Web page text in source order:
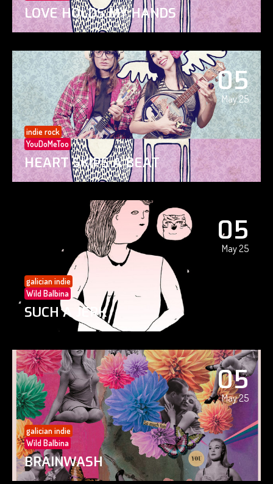
LOVE HOLDS MY HANDS
05
May 25
indie rock
YouDoMeToo
HEART SKIPS A BEAT
05
May 25
galician indie
Wild Balbina
SUCH A JERK
05
May 25
galician indie
Wild Balbina
BRAINWASH